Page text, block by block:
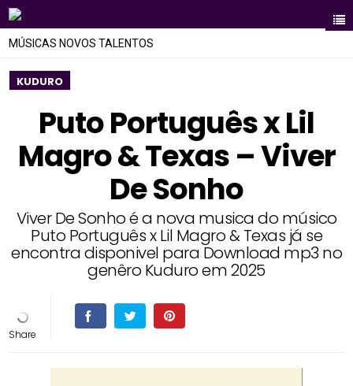
MÚSICAS NOVOS TALENTOS
KUDURO
Puto Português x Lil
Magro & Texas – Viver
De Sonho
Viver De Sonho é a nova musica do músico
Puto Português x Lil Magro & Texas já se
encontra disponivel para Download mp3 no
genêro Kuduro em 2025